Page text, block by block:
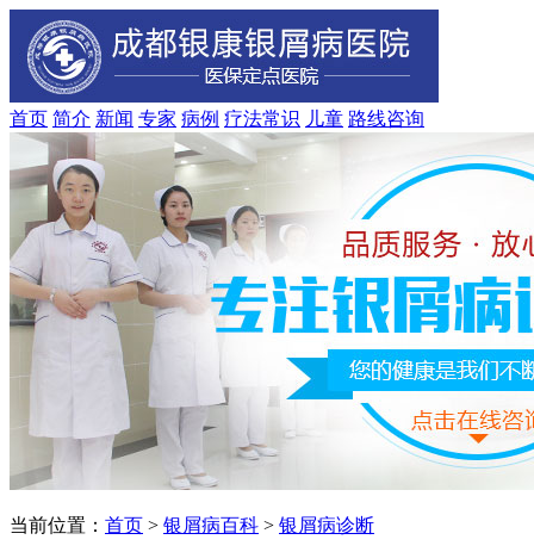
首页 简介 新闻 专家 病例 疗法常识 儿童 路线咨询
当前位置： 首页 > 银屑病百科 > 银屑病诊断